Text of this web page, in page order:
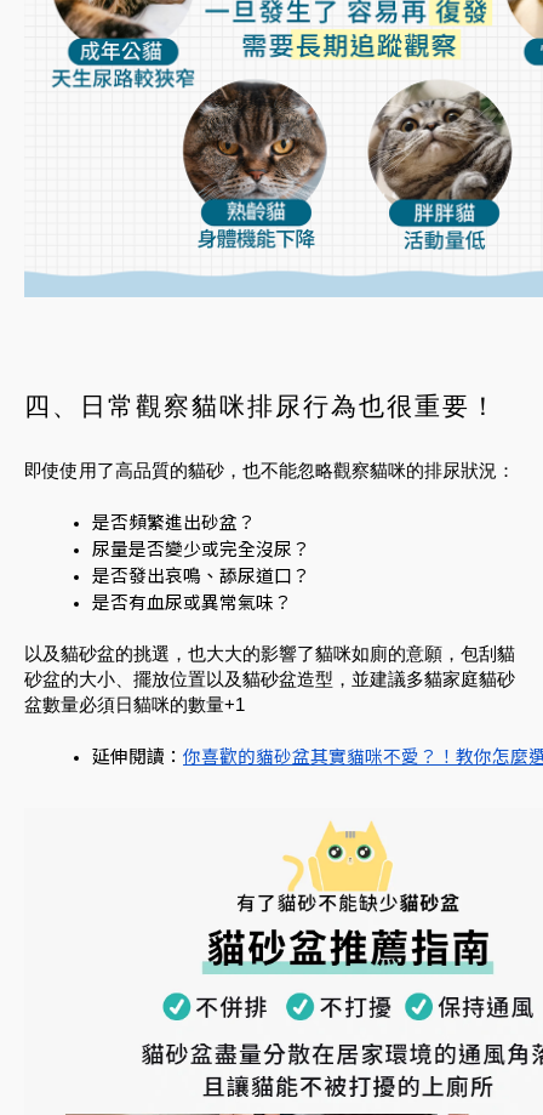
四、日常觀察貓咪排尿行為也很重要！
即使使用了高品質的貓砂，也不能忽略觀察貓咪的排尿狀況：
是否頻繁進出砂盆？
尿量是否變少或完全沒尿？
是否發出哀鳴、舔尿道口？
是否有血尿或異常氣味？
以及貓砂盆的挑選，也大大的影響了貓咪如廁的意願，包刮貓
砂盆的大小、擺放位置以及貓砂盆造型，並建議多貓家庭貓砂
盆數量必須日貓咪的數量+1
延伸閱讀： 你喜歡的貓砂盆其實貓咪不愛？！教你怎麼